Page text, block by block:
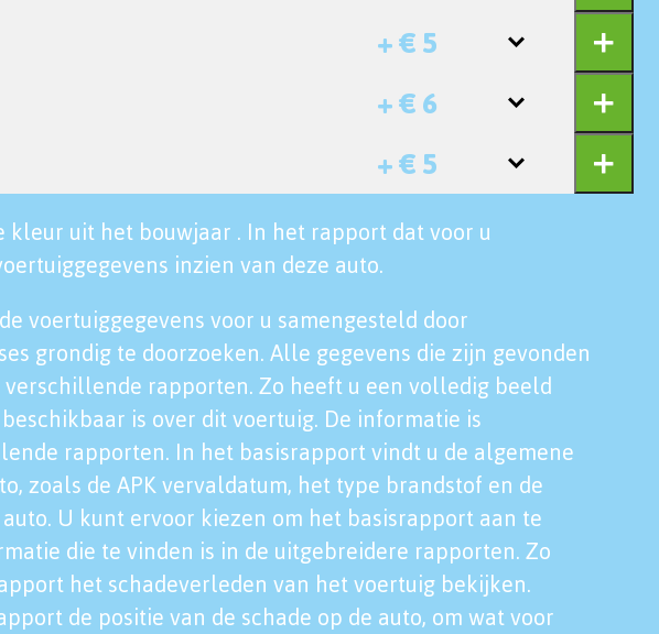
+ € 5
+ € 6
+ € 5
kleur uit het bouwjaar . In het rapport dat voor u
inzien van deze auto.
voertuiggegevens voor u samengesteld door
grondig te doorzoeken. Alle gegevens die zijn gevonden
rapporten. Zo heeft u een volledig beeld
is over dit voertuig. De informatie is
rapporten. In het basisrapport vindt u de algemene
zoals de APK vervaldatum, het type brandstof en de
U kunt ervoor kiezen om het basisrapport aan te
die te vinden is in de uitgebreidere rapporten. Zo
het schadeverleden van het voertuig bekijken.
de positie van de schade op de auto, om wat voor